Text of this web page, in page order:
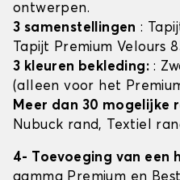
ontwerpen.
3 samenstellingen :
Tapijt Premium Velours
3 kleuren bekleding: :
(alleen voor het
Meer dan 30 mogelijke
Nubuck rand, Textiel
4- Toevoeging van een